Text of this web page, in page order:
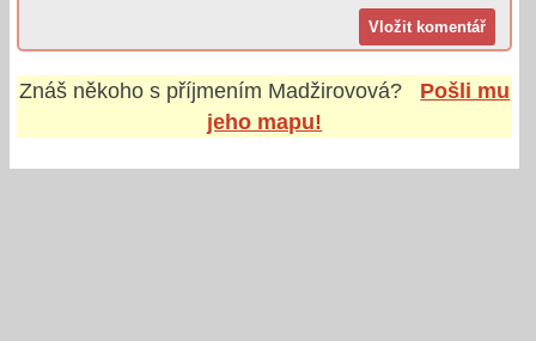
Znáš někoho s příjmením Madžirovová?
Pošli mu
jeho mapu!